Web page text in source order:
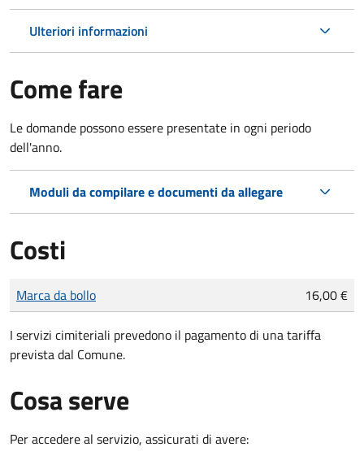
Ulteriori informazioni
Come fare
Le domande possono essere presentate in ogni periodo
dell'anno.
Moduli da compilare e documenti da allegare
Costi
Tipo di pagamento
Importo
Marca da bollo 16,00 €
I servizi cimiteriali prevedono il pagamento di una tariffa
prevista dal Comune.
Cosa serve
Per accedere al servizio, assicurati di avere: